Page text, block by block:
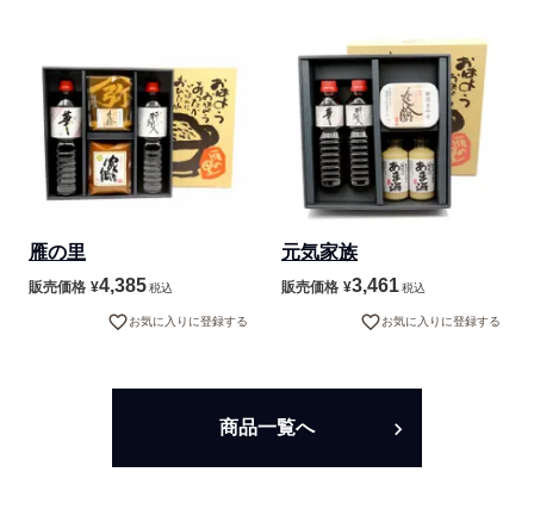
雁の里
販売価格 ¥4,385税込
お気に入りに登録する
元気家族
販売価格 ¥3,461税込
お気に入りに登録する
商品一覧へ